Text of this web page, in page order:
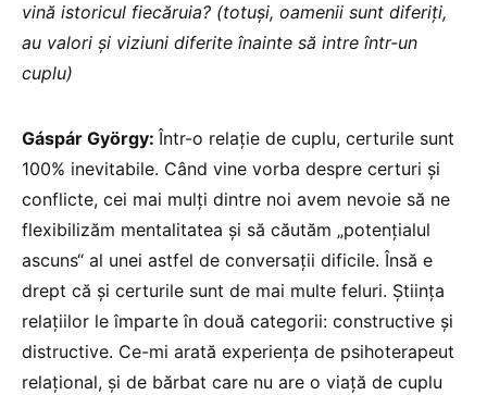
vină istoricul fiecăruia? (totuși, oamenii sunt diferiți,
au valori și viziuni diferite înainte să intre într-un
cuplu)
Gáspár György: Într-o relație de cuplu, certurile sunt
100% inevitabile. Când vine vorba despre certuri și
conflicte, cei mai mulți dintre noi avem nevoie să ne
flexibilizăm mentalitatea și să căutăm „potențialul
ascuns“ al unei astfel de conversații dificile. Însă e
drept că și certurile sunt de mai multe feluri. Știința
relațiilor le împarte în două categorii: constructive și
distructive. Ce-mi arată experiența de psihoterapeut
relațional, și de bărbat care nu are o viață de cuplu